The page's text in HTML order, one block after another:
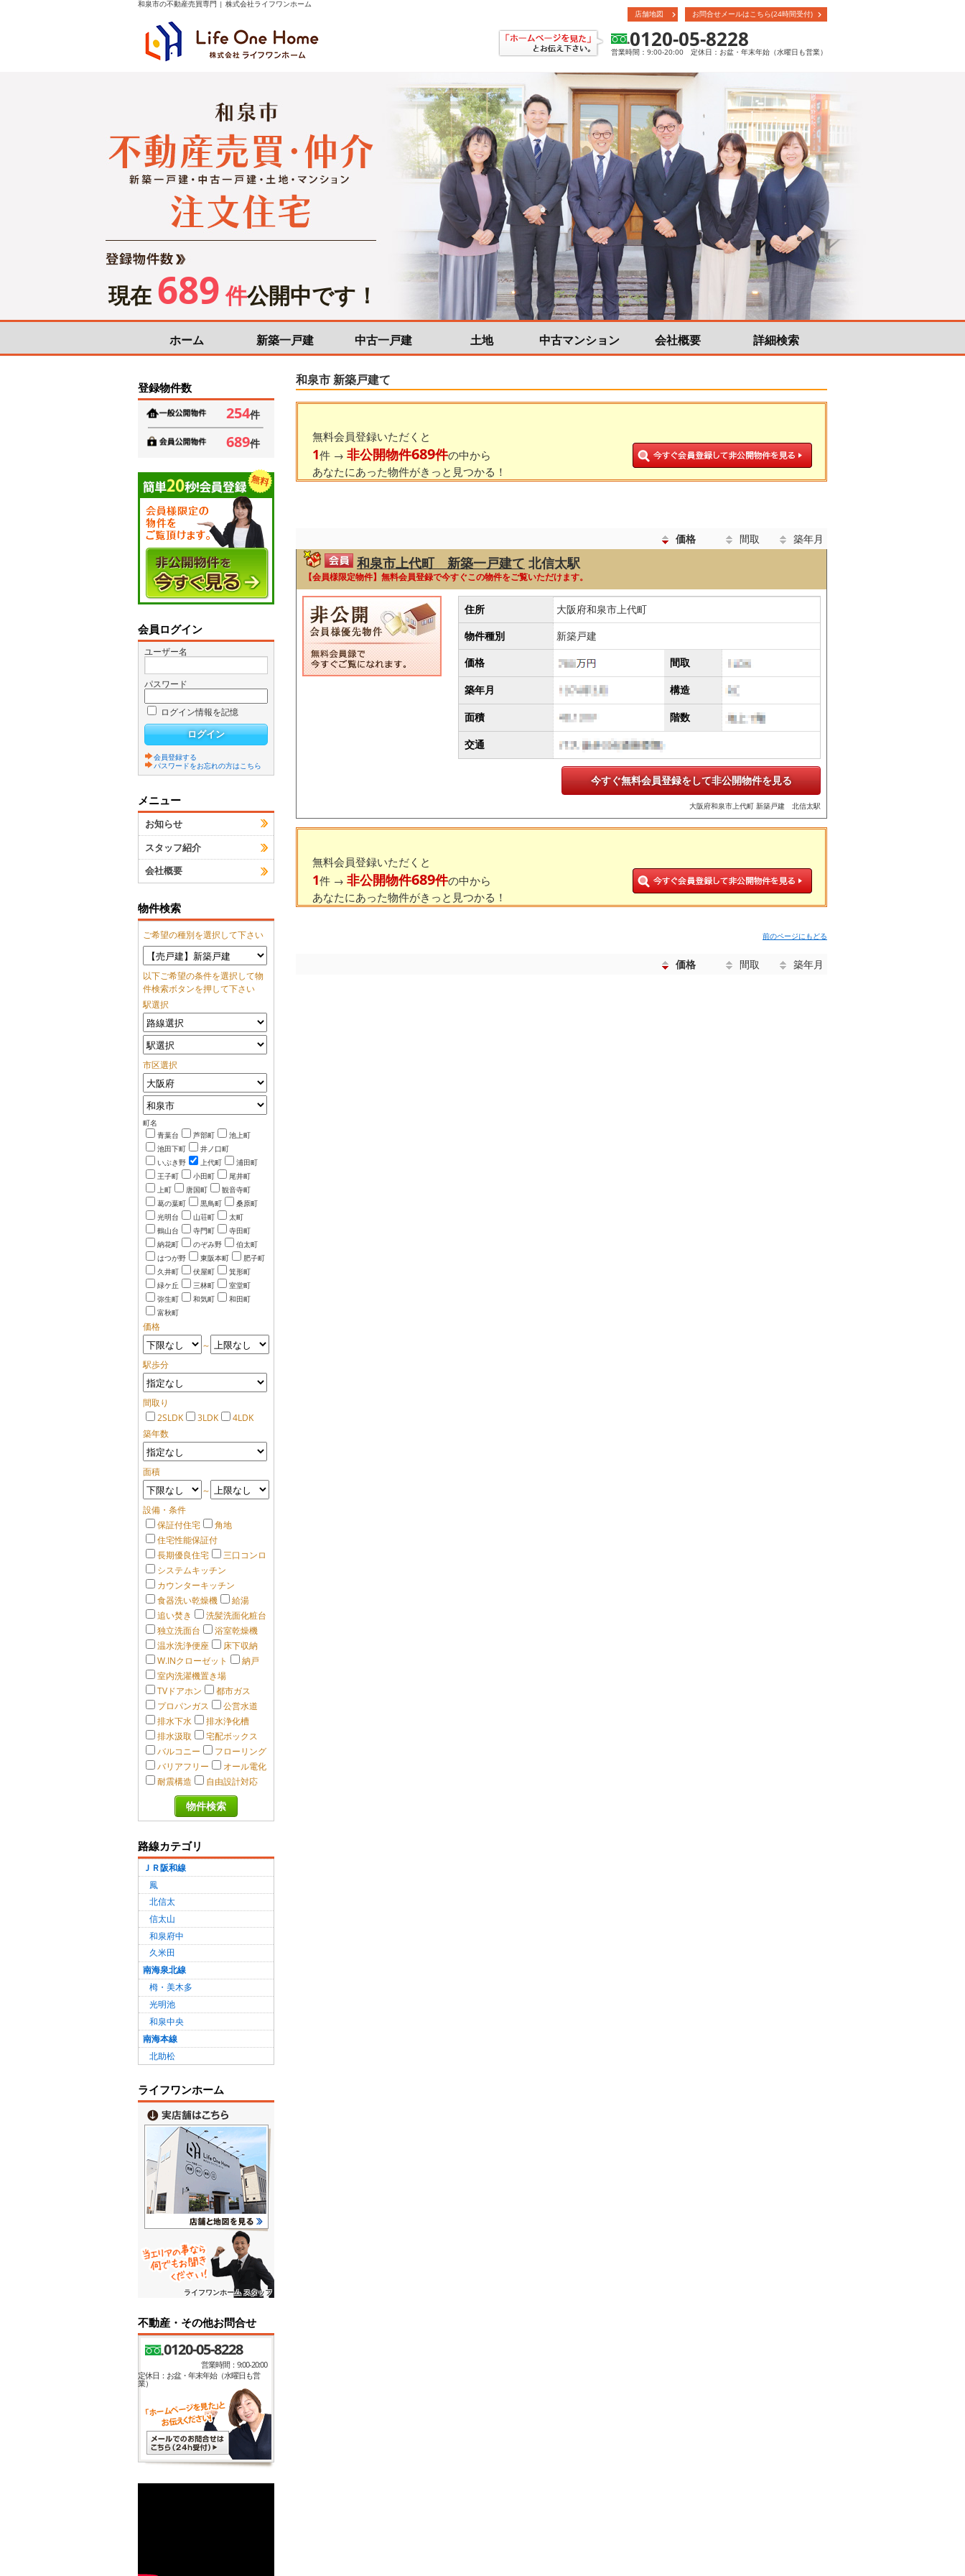
和泉市の不動産売買専門 | 株式会社ライフワンホーム
店舗地図
お問合せメールはこちら(24時間受付)
0120-05-8228
営業時間：9:00-20:00 定休日：お盆・年末年始（水曜日も営業）
現在 689 件公開中です！
ホーム 新築一戸建 中古一戸建 土地 中古マンション 会社概要 詳細検索
和泉市 新築戸建て
無料会員登録いただくと
1件 → 非公開物件689件の中から
あなたにあった物件がきっと見つかる！
価格 間取 築年月
和泉市上代町 新築一戸建て 北信太駅
【会員様限定物件】無料会員登録で今すぐこの物件をご覧いただけます。
住所
大阪府和泉市上代町
物件種別
新築戸建
価格
間取
築年月
構造
面積
階数
交通
今すぐ無料会員登録をして非公開物件を見る
大阪府和泉市上代町 新築戸建 北信太駅
無料会員登録いただくと
1件 → 非公開物件689件の中から
あなたにあった物件がきっと見つかる！
価格 間取 築年月
前のページにもどる
登録物件数
254件
689件
会員ログイン
ユーザー名
パスワード
ログイン情報を記憶
会員登録する
パスワードをお忘れの方はこちら
メニュー
お知らせ
スタッフ紹介
会社概要
物件検索
ご希望の種別を選択して下さい
以下ご希望の条件を選択して物
件検索ボタンを押して下さい
駅選択
市区選択
町名
青葉台
芦部町
池上町
池田下町
井ノ口町
いぶき野
上代町
浦田町
王子町
小田町
尾井町
上町
唐国町
観音寺町
葛の葉町
黒鳥町
桑原町
光明台
山荘町
太町
鶴山台
寺門町
寺田町
納花町
のぞみ野
伯太町
はつが野
東阪本町
肥子町
久井町
伏屋町
箕形町
緑ケ丘
三林町
室堂町
弥生町
和気町
和田町
富秋町
価格
～
駅歩分
間取り
2SLDK
3LDK
4LDK
築年数
面積
～
設備・条件
保証付住宅
角地
住宅性能保証付
長期優良住宅
三口コンロ
システムキッチン
カウンターキッチン
食器洗い乾燥機
給湯
追い焚き
洗髪洗面化粧台
独立洗面台
浴室乾燥機
温水洗浄便座
床下収納
W.INクローゼット
納戸
室内洗濯機置き場
TVドアホン
都市ガス
プロパンガス
公営水道
排水下水
排水浄化槽
排水汲取
宅配ボックス
バルコニー
フローリング
バリアフリー
オール電化
耐震構造
自由設計対応
路線カテゴリ
ＪＲ阪和線
鳳
北信太
信太山
和泉府中
久米田
南海泉北線
栂・美木多
光明池
和泉中央
南海本線
北助松
ライフワンホーム
ライフワンホーム スタッフ
不動産・その他お問合せ
0120-05-8228
営業時間：9:00-20:00
定休日：お盆・年末年始（水曜日も営
業）